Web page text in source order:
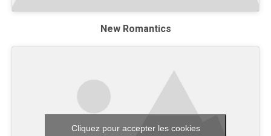
New Romantics
Cliquez pour accepter les cookies